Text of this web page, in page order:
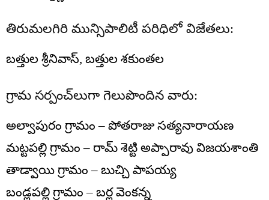
తిరుమలగిరి మున్సిపాలిటీ పరిధిలో విజేతలు:
బత్తుల శ్రీనివాస్, బత్తుల శకుంతల
గ్రామ సర్పంచ్‌లుగా గెలుపొందిన వారు:
అల్వాపురం గ్రామం – పోతరాజు సత్యనారాయణ
మట్టపల్లి గ్రామం – రామ్ శెట్టి అప్పారావు విజయశాంతి
తాడ్వాయి గ్రామం – బుచ్చి పాపయ్య
బండ్లపల్లి గ్రామం – బర్ల వెంకన్న